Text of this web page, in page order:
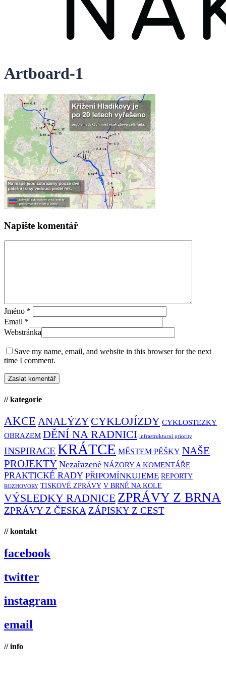
Artboard-1
Napište komentář
Jméno *
Email *
Webstránka
Save my name, email, and website in this browser for the next
time I comment.
// kategorie
AKCE ANALÝZY CYKLOJÍZDY CYKLOSTEZKY
OBRAZEM DĚNÍ NA RADNICI infrastrukturní priority
INSPIRACEKRÁTCE MĚSTEM PĚŠKY NAŠE
PROJEKTY Nezařazené NÁZORY A KOMENTÁŘE
PRAKTICKÉ RADY PŘIPOMÍNKUJEME REPORTY
ROZHOVORY TISKOVÉ ZPRÁVY V BRNĚ NA KOLE
VÝSLEDKY RADNICE ZPRÁVY Z BRNA
ZPRÁVY Z ČESKA ZÁPISKY Z CEST
// kontakt
facebook
twitter
instagram
email
// info